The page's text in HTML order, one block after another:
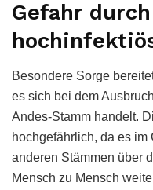
Gefahr
Besondere Sorge
es sich bei dem
Andes-Stamm handelt.
hochgefährlich, da es im
anderen Stämmen über
Mensch zu Mensch